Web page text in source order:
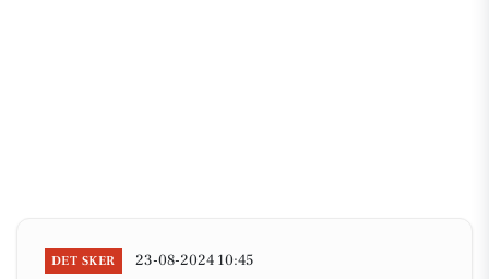
DET SKER 23-08-2024 10:45